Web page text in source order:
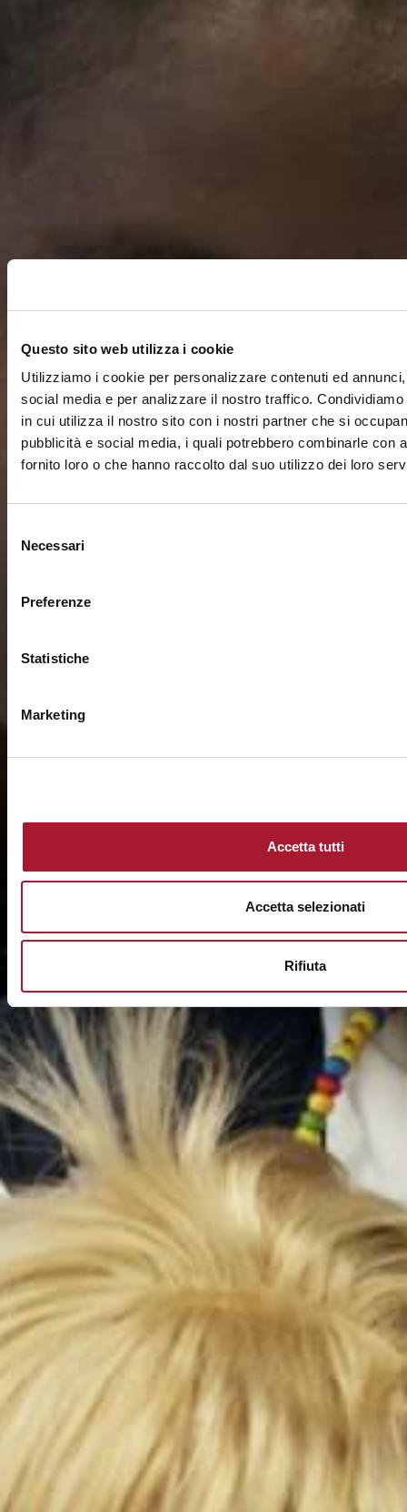
Questo sito web utilizza i cookie
Utilizziamo i cookie per personalizzare contenuti ed
social media e per analizzare il nostro traffico.
in cui utilizza il nostro sito con i nostri partner che si
pubblicità e social media, i quali potrebbero combinarle con
fornito loro o che hanno raccolto dal suo utilizzo dei loro
delNecessari
Preferenze
Statistiche
Marketing
Accetta tutti
Accetta selezionati
Rifiuta